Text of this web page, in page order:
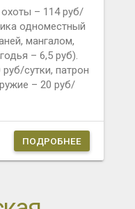
– 114 руб/
одноместный
мангалом,
– 6,5 руб).
сутки, патрон
– 20 руб/
ПОДРОБНЕЕ